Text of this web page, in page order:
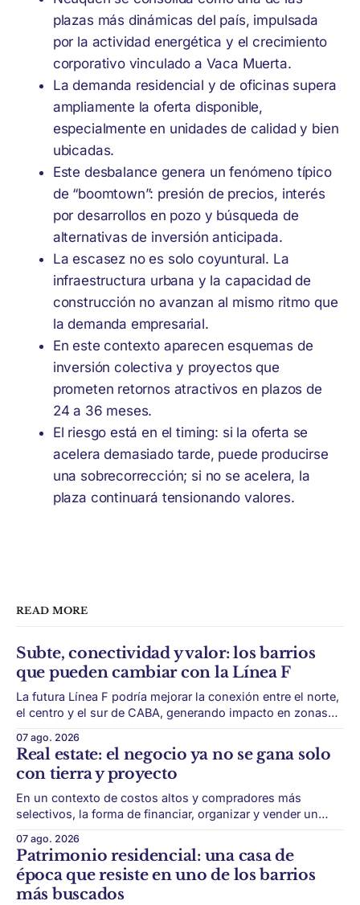
plazas más dinámicas del país, impulsada
por la actividad energética y el crecimiento
corporativo vinculado a Vaca Muerta.
La demanda residencial y de oficinas supera
ampliamente la oferta disponible,
especialmente en unidades de calidad y bien
ubicadas.
Este desbalance genera un fenómeno típico
de “boomtown”: presión de precios, interés
por desarrollos en pozo y búsqueda de
alternativas de inversión anticipada.
La escasez no es solo coyuntural. La
infraestructura urbana y la capacidad de
construcción no avanzan al mismo ritmo que
la demanda empresarial.
En este contexto aparecen esquemas de
inversión colectiva y proyectos que
prometen retornos atractivos en plazos de
24 a 36 meses.
El riesgo está en el timing: si la oferta se
acelera demasiado tarde, puede producirse
una sobrecorrección; si no se acelera, la
plaza continuará tensionando valores.
READ MORE
Subte, conectividad y valor: los barrios
que pueden cambiar con la Línea F
La futura Línea F podría mejorar la conexión entre el norte,
el centro y el sur de CABA, generando impacto en zonas
transporte puede cambiar el mapa inmobiliario de una
ciudad. La futura Línea F del subte busca mejorar la
conexión
07 ago. 2026
Real estate: el negocio ya no se gana solo
con tierra y proyecto
En un contexto de costos altos y compradores más
selectivos, la forma de financiar, organizar y vender un
éxito de un desarrollo inmobiliario ya no depende solo de
conseguir un buen terreno. En un mercado más exigente,
la estructura financiera, legal
07 ago. 2026
Patrimonio residencial: una casa de
época que resiste en uno de los barrios
más buscados